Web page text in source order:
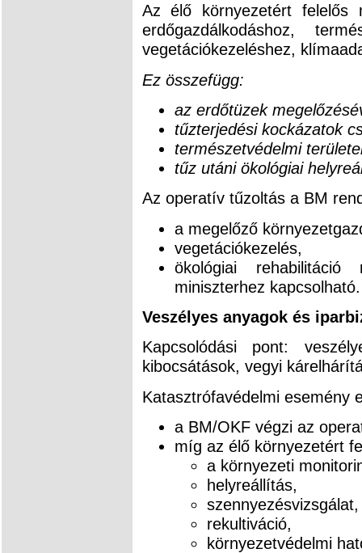
Az élő környezetért felelős
erdőgazdálkodáshoz,
vegetációkezeléshez,
Ez összefügg:
az erdőtüzek
tűzterjedési kockázatok
természetvédelmi
tűz utáni ökológiai
Az operatív tűzoltás a BM
a megelőző
vegetációkezelés,
ökológiai
miniszterhez kapcsolható.
Veszélyes anyagok és
Kapcsolódási pont:
kibocsátások, vegyi
Katasztrófavédelmi esemény
a BM/OKF végzi az
míg az élő környezetért
a környezeti
helyreállítás,
szennyezésvizsgálat,
rekultiváció,
környezetvédelmi